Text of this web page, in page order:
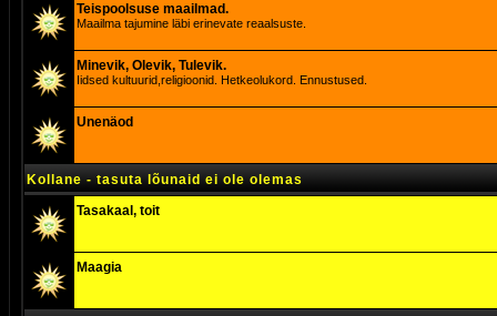
Teispoolsuse maailmad.
Maailma tajumine läbi erinevate reaalsuste.
Minevik, Olevik, Tulevik.
Iidsed kultuurid,religioonid. Hetkeolukord. Ennustused.
Unenäod
Kollane - tasuta lõunaid ei ole olemas
Tasakaal, toit
Maagia